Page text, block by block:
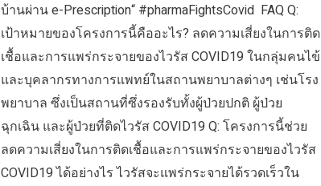
บ้านผ่าน e-Prescription“ #pharmaFightsCovid FAQ Q:
เป้าหมายของโครงการนี้คืออะไร? ลดความเสี่ยงในการติด
เชื้อและการแพร่กระจายของไวรัส COVID19 ในกลุ่มคนไข้
และบุคลากรทางการแพทย์ในสถานพยาบาลต่างๆ เช่นโรง
พยาบาล ซึ่งเป็นสถานที่ซึ่งรองรับทั้งผู้ป่วยปกติ ผู้ป่วย
ฉุกเฉิน และผู้ป่วยที่ติดไวรัส COVID19 Q: โครงการนี้ช่วย
ลดความเสี่ยงในการติดเชื้อและการแพร่กระจายของไวรัส
COVID19 ได้อย่างไร ไวรัสจะแพร่กระจายได้รวดเร็วใน